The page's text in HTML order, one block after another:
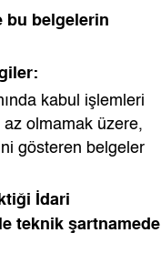
bu belgelerin
kabul işlemleri
olmamak üzere,
gösteren belgeler
İdari
teknik şartnamede